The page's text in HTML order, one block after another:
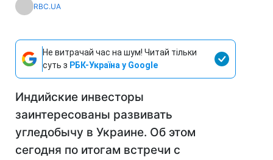
RBC.UA
Не витрачай час на шум! Читай тільки
суть з РБК-Україна у Google
Индийские инвесторы
заинтересованы развивать
угледобычу в Украине. Об этом
сегодня по итогам встречи с